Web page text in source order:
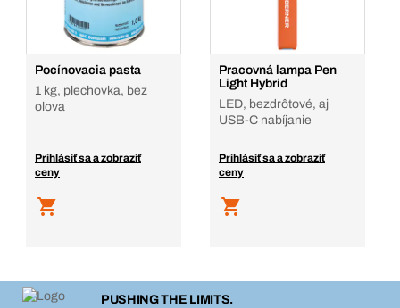
Pocínovacia pasta
1 kg, plechovka, bez
olova
Prihlásiť sa a zobraziť
ceny
Pracovná lampa Pen
Light Hybrid
LED, bezdrôtové, aj
USB-C nabíjanie
Prihlásiť sa a zobraziť
ceny
PUSHING THE LIMITS.